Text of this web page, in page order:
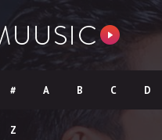
# A B C D
Z